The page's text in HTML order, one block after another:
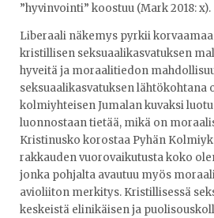
”hyvinvointi” koostuu (Mark 2018: x).
Liberaali näkemys pyrkii
kristillisen seksuaalikasvatuksen
hyveitä ja moraalitiedon
seksuaalikasvatuksen lähtökohtana
kolmiyhteisen Jumalan kuvaksi
luonnostaan tietää, mikä on
Kristinusko korostaa Pyhän
rakkauden vuorovaikutusta koko
jonka pohjalta avautuu myös
avioliiton merkitys. Kristillisessä
keskeistä elinikäisen ja